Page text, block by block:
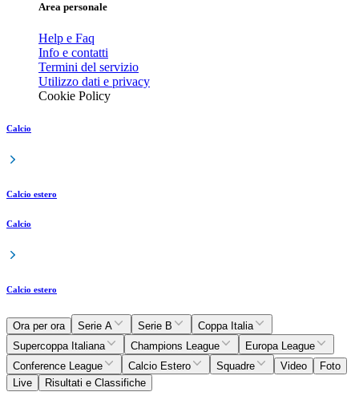
Area personale
Help e Faq
Info e contatti
Termini del servizio
Utilizzo dati e privacy
Cookie Policy
Calcio
Calcio estero
Calcio
Calcio estero
Ora per ora Serie A Serie B
Coppa Italia
Supercoppa Italiana
Champions League
Europa League
Conference League
Calcio Estero Squadre Video
Foto
Live
Risultati e Classifiche